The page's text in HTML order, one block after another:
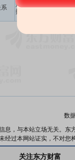
是否存在
控制关系
交易金额
数
息，与本站立场无关。
过本网站证实，不对您
关注东方财富